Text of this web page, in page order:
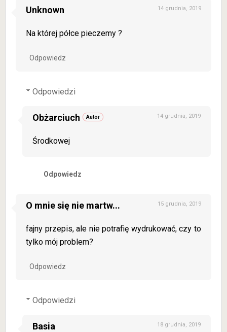
Unknown 14 grudnia, 2019
Na której półce pieczemy ?
Odpowiedz
Odpowiedzi
Obżarciuch 14 grudnia, 2019
Środkowej
Odpowiedz
O mnie się nie martw... 15 grudnia, 2019
fajny przepis, ale nie potrafię wydrukować, czy to
tylko mój problem?
Odpowiedz
Odpowiedzi
Basia 18 grudnia, 2019